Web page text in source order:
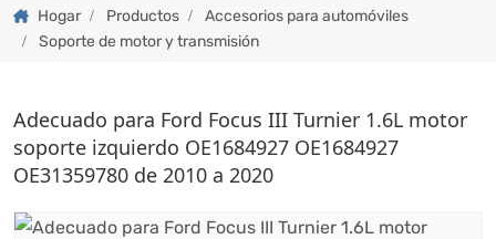
Hogar Productos
Accesorios para automóviles
Soporte de motor y transmisión
Adecuado para Ford Focus III Turnier 1.6L motor
soporte izquierdo OE1684927 OE1684927
OE31359780 de 2010 a 2020